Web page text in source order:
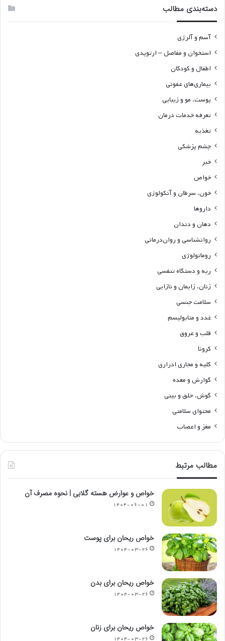
دسته‌بندی مطالب
آسم و آلرژی
استخوان و مفاصل – ارتوپدی
اطفال و کودکان
بیماری‌های عفونی
پوست، مو و زیبایی
تعرفه خدمات درمان
تغذیه
چشم پزشکی
خبر
خواص
خون، سرطان و آنکولوژی
داروها
دهان و دندان
روانشناسی و روان‌درمانی
روماتولوژی
ریه و دستگاه تنفسی
زنان، زایمان و نازایی
سلامت جنسی
غدد و متابولیسم
قلب و عروق
کرونا
کلیه و مجاری ادراری
گوارش و معده
گوش، حلق و بینی
محتوای سلامتی
مغز و اعصاب
مطالب مرتبط
خواص و عوارض هسته گلابی | نحوه مصرف آن
۱۴۰۴-۰۶-۰۱
خواص ریحان برای پوست
۱۴۰۴-۰۳-۲۶
خواص ریحان برای بدن
۱۴۰۴-۰۳-۲۶
خواص ریحان برای زنان
۱۴۰۴-۰۳-۲۶